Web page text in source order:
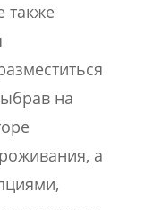
также
на
а